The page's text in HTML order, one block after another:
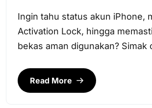
Ingin tahu status akun iPhone,
Activation Lock, hingga
bekas aman digunakan? Simak
Read More